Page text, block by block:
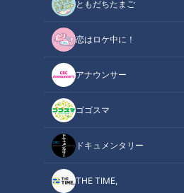
ともだちたまご
恋はロケ中に！
アナウンサー
ゴゴスマ
ドキュメンタリー
THE TIME,
ガンバレルーヤのよしこさんとま
ぶえイチョウ黄葉まつり』※11/19
される“愛知・稲沢市”で、絶品グ
ポートしました。
国産牛テールでダシをとる超濃厚
大流行中！気軽に楽しめる軽バン
食事で美を追求する美容カフェ
オススメ関連コンテンツ